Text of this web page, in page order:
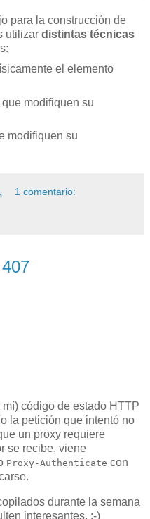
para la construcción de
utilizar distintas técnicas
el elemento
modifiquen su
modifiquen su
1 comentario:
código de estado HTTP
la petición que intentó no
un proxy requiere
se recibe, viene
Proxy-Authenticate con
durante la semana
interesantes. :-)